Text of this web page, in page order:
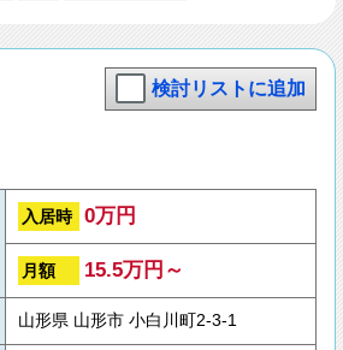
検討リストに追加
入居時 0万円
月額 15.5万円～
山形県 山形市 小白川町2-3-1